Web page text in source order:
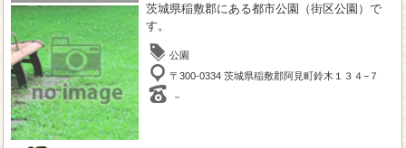
茨城県稲敷郡にある都市公園（街区公園）で
す。
公園
〒300-0334 茨城県稲敷郡阿見町鈴木１３４−７
－